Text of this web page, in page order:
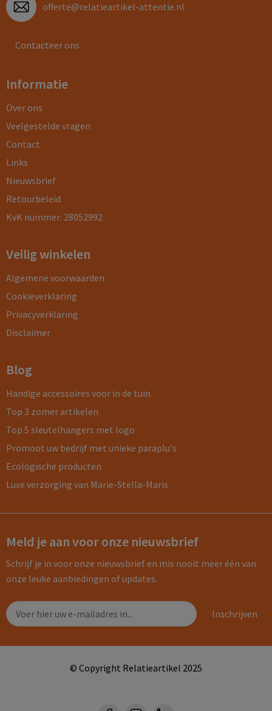
offerte@relatieartikel-attentie.nl
Contacteer ons
Informatie
Over ons
Veelgestelde vragen
Contact
Links
Nieuwsbrief
Retourbeleid
KvK nummer: 28052992
Veilig winkelen
Algemene voorwaarden
Cookieverklaring
Privacyverklaring
Disclaimer
Blog
Handige accessoires voor in de tuin
Top 3 zomer artikelen
Top 5 sleutelhangers met logo
Promoot uw bedrijf met unieke paraplu's
Ecologische producten
Luxe verzorging van Marie-Stella-Maris
Meld je aan voor onze nieuwsbrief
Schrijf je in voor onze nieuwsbrief en mis nooit meer één van
onze leuke aanbiedingen of updates.
© Copyright Relatieartikel 2025